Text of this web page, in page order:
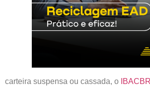
carteira suspensa ou cassada, o